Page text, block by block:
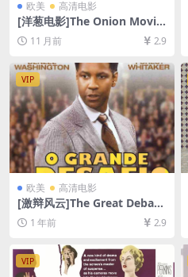
欧美 高清电影
[洋葱电影]The Onion Movie
(2008)[百度网盘+夸克网盘10
80P超清未删减资源][网盘在
线播放/下载][MP4/6GB][中英
字幕]
11 月前 2.9
VIP
欧美 高清电影
[激辩风云]The Great Debate
rs (2007)[百度网盘+夸克网盘
1080P超清未删减资源][网盘
[中英字幕]
1 年前 2.9
VIP